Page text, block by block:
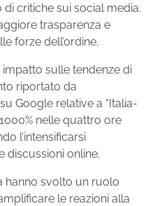
critiche sui social media.
trasparenza e
forze dell’ordine.
sulle tendenze di
riportato da
Google relative a “Italia-
nelle quattro ore
l’intensificarsi
discussioni online.
hanno svolto un ruolo
le reazioni alla